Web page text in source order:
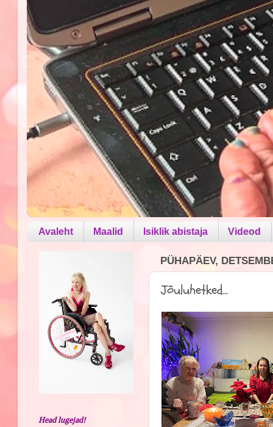
Avaleht Maalid Isiklik abistaja Videod
PÜHAPÄEV,
Jõuluhetked...
Head lugejad!